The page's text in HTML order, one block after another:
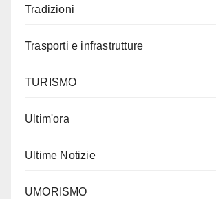
Tradizioni
Trasporti e infrastrutture
TURISMO
Ultim'ora
Ultime Notizie
UMORISMO